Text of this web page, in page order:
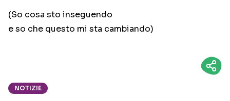
(So cosa sto inseguendo
e so che questo mi sta cambiando)
NOTIZIE